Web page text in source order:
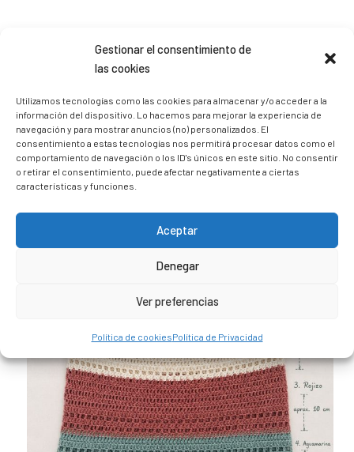
Gestionar el consentimiento de
las cookies
Utilizamos tecnologías como las cookies para almacenar y/o acceder a la
información del dispositivo. Lo hacemos para mejorar la experiencia de
navegación y para mostrar anuncios (no) personalizados. El
consentimiento a estas tecnologías nos permitirá procesar datos como el
comportamiento de navegación o los ID's únicos en este sitio. No consentir
o retirar el consentimiento, puede afectar negativamente a ciertas
características y funciones.
Aceptar
Denegar
Ver preferencias
Política de cookiesPolítica de Privacidad
Sígueme en Instagram
trizia_comopedroporsucasa
Freelance | Web | RRSS
Mi tienda de productos ECO
@lacatalina.shop
Alquila tu Autocaravana en
@caravana_go
Mi blog de viajes